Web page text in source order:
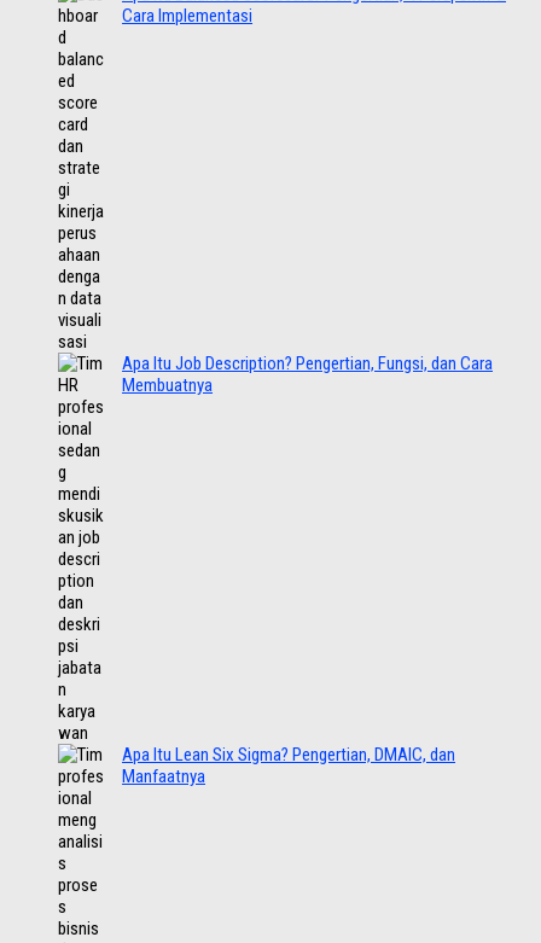
Cara Implementasi
Apa Itu Job Description? Pengertian, Fungsi, dan Cara
Membuatnya
Apa Itu Lean Six Sigma? Pengertian, DMAIC, dan
Manfaatnya